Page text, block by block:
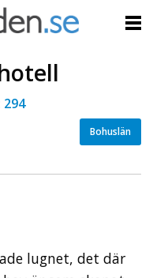
Bohuslän
lugnet, det där